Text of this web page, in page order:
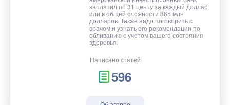
заплатил по 31 центу за каждый доллар
или в общей сложности 865 млн
долларов. Также надо поговорить с
врачом и узнать его рекомендации по
обливанию с учетом вашего состояния
здоровья.
Написано статей
596